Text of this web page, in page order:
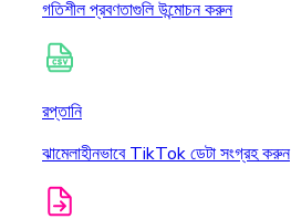
গতিশীল প্রবণতাগুলি উন্মোচন করুন
রপ্তানি
ঝামেলাহীনভাবে TikTok ডেটা সংগ্রহ করুন